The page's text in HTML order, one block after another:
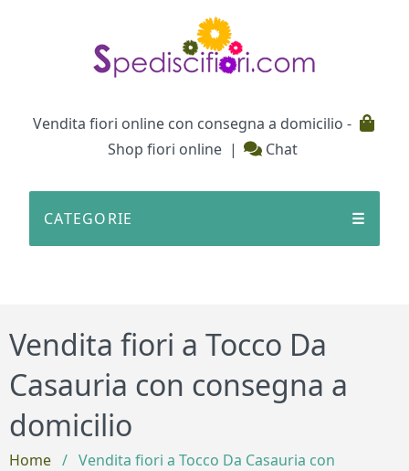
Vendita fiori online con consegna a domicilio -
Shop fiori online | Chat
CATEGORIE ☰
Vendita fiori a Tocco Da
Casauria con consegna a
domicilio
Home / Vendita fiori a Tocco Da Casauria con